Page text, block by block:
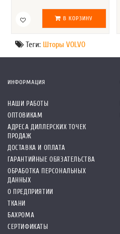
В КОРЗИНУ
Теги: Шторы VOLVO
ИНФОРМАЦИЯ
НАШИ РАБОТЫ
ОПТОВИКАМ
АДРЕСА ДИЛЛЕРСКИХ ТОЧЕК
ПРОДАЖ
ДОСТАВКА И ОПЛАТА
ГАРАНТИЙНЫЕ ОБЯЗАТЕЛЬСТВА
ОБРАБОТКА ПЕРСОНАЛЬНЫХ
ДАННЫХ
О ПРЕДПРИЯТИИ
ТКАНИ
БАХРОМА
СЕРТИФИКАТЫ